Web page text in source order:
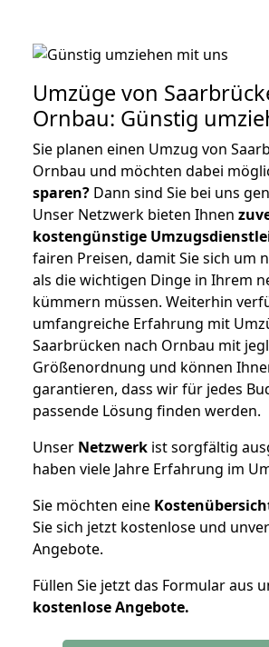
Umzüge von
Ornbau: Günstig
Sie planen einen Umzug von
Ornbau und möchten dabei
sparen? Dann sind Sie bei uns
Unser Netzwerk bieten Ihnen
kostengünstige
fairen Preisen, damit Sie sich um
als die wichtigen Dinge in Ihrem
kümmern müssen. Weiterhin
umfangreiche Erfahrung mit
Saarbrücken nach Ornbau mit
Größenordnung und können
garantieren, dass wir für jedes
passende Lösung finden werden.
Unser Netzwerk ist sorgfältig
haben viele Jahre Erfahrung im
Sie möchten eine
Sie sich jetzt kostenlose und
Angebote.
Füllen Sie jetzt das Formular aus
kostenloseAngebote.